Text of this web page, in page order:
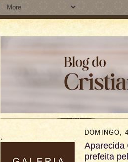
. DOMINGO,
Aparecida
prefeita